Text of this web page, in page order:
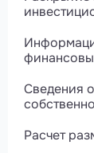
Сведения
Расчет